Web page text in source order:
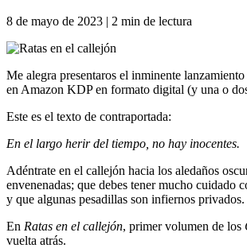
8 de mayo de 2023 | 2 min de lectura
Me alegra presentaros el inminente
en Amazon KDP en formato digital (y una o
Este es el texto de contraportada:
En el largo herir del tiempo, no hay inocentes.
Adéntrate en el callejón hacia los aledaños
envenenadas; que debes tener mucho cuidado
y que algunas pesadillas son infiernos privados.
En Ratas en el callejón, primer volumen de los
vuelta atrás.